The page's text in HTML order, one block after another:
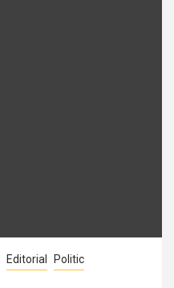
Editorial
Politic